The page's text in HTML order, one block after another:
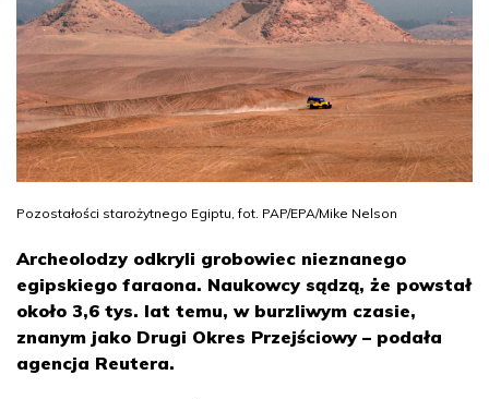
Pozostałości starożytnego Egiptu, fot. PAP/EPA/Mike Nelson
Archeolodzy odkryli grobowiec nieznanego
egipskiego faraona. Naukowcy sądzą, że powstał
około 3,6 tys. lat temu, w burzliwym czasie,
znanym jako Drugi Okres Przejściowy – podała
agencja Reutera.